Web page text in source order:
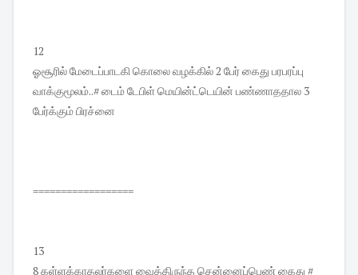
12
ஓசூரில் மேடைப்பாடகி கொலை வழக்கில் 2 பேர் கைது பரபரப்பு
வாக்குமூலம்..# டைம் டேபிள் மெயின்ட்டெயின் பண்ணாததால 3
பேர்க்கும் பிரச்னை
==================
13
8 கள்ளக்காதலர்களை வைத்திருந்த சென்னைப்பெண் கைது #